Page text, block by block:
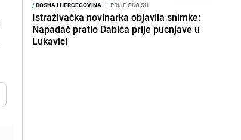
/BOSNA I HERCEGOVINA I PRIJE OKO 5H
Istraživačka novinarka objavila snimke:
Napadač pratio Dabića prije pucnjave u
Lukavici